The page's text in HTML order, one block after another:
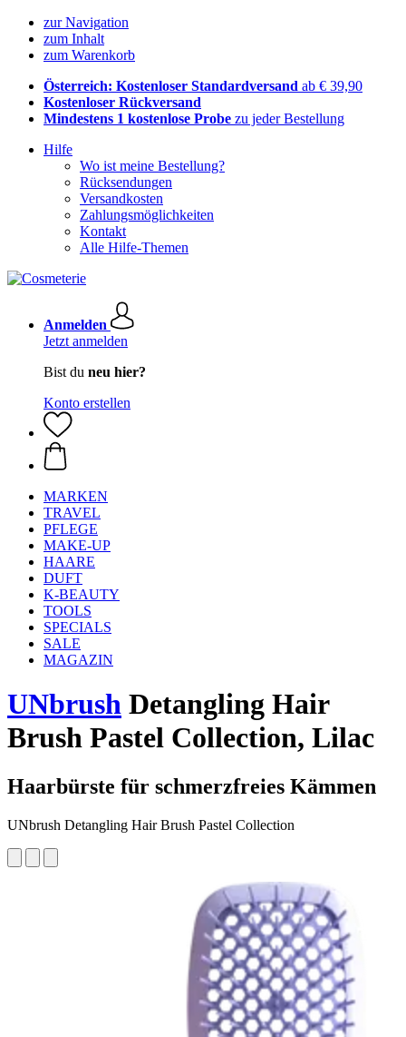
zur Navigation
zum Inhalt
zum Warenkorb
Österreich: Kostenloser Standardversand ab € 39,90
Kostenloser Rückversand
Mindestens 1 kostenlose Probe zu jeder Bestellung
Hilfe
Wo ist meine Bestellung?
Rücksendungen
Versandkosten
Zahlungsmöglichkeiten
Kontakt
Alle Hilfe-Themen
Anmelden
Jetzt anmelden
Bist du neu hier?
Konto erstellen
MARKEN
TRAVEL
PFLEGE
MAKE-UP
HAARE
DUFT
K-BEAUTY
TOOLS
SPECIALS
SALE
MAGAZIN
UNbrush Detangling Hair
Brush Pastel Collection, Lilac
Haarbürste für schmerzfreies Kämmen
UNbrush Detangling Hair Brush Pastel Collection